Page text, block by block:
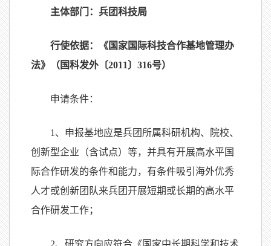
主体部门：兵团科技局
行使依据：《国家国际科技合作基地管理办
法》（国科发外〔2011 〕 316号）
申请条件：
1 、申报基地应是兵团所属科研机构、院校、
创新型企业（含试点）等，并具有开展高水平国
际合作研发的条件和能力，有条件吸引海外优秀
人才或创新团队来兵团开展短期或长期的高水平
合作研发工作；
2、研究方向应符合《国家中长期科学和技术